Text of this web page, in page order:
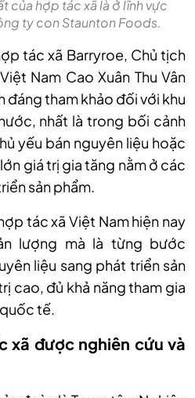
của hợp tác xã là ở lĩnh vực
ty con Staunton Foods.
tác xã Barryroe, Chủ tịch
Nam Cao Xuân Thu Vân
đáng tham khảo đối với khu
nhất là trong bối cảnh
yếu bán nguyên liệu hoặc
giá trị gia tăng nằm ở các
sản phẩm.
tác xã Việt Nam hiện nay
lượng mà là từng bước
liệu sang phát triển sản
cao, đủ khả năng tham gia
tế.
xã được nghiên cứu và